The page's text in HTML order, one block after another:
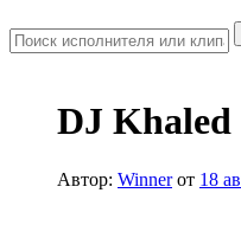
DJ Khaled
Автор: Winnerот 18